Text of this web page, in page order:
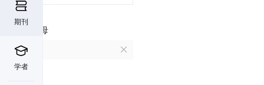
期刊
学者
首字母
U